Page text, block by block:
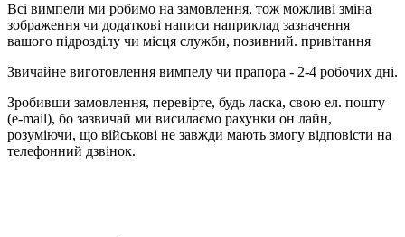
Всі вимпели ми робимо на замовлення, тож можливі зміна
зображення чи додаткові написи наприклад зазначення
вашого підрозділу чи місця служби, позивний. привітання
Звичайне виготовлення вимпелу чи прапора - 2-4 робочих дні.
Зробивши замовлення, перевірте, будь ласка, свою ел. пошту
(e-mail), бо зазвичай ми висилаємо рахунки он лайн,
розуміючи, що військові не завжди мають змогу відповісти на
телефонний дзвінок.